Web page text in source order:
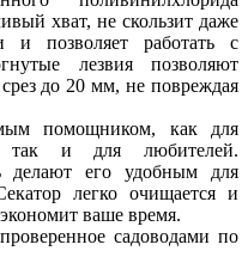
хват, не скользит даже
и позволяет работать с
лезвия позволяют
до 20 мм, не повреждая
помощником, как для
так и для любителей.
делают его удобным для
легко очищается и
ваше время.
садоводами по